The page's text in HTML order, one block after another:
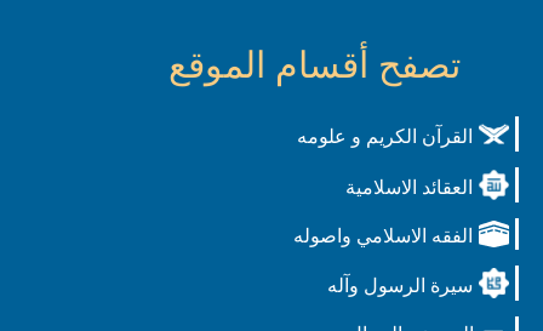
تصفح أقسام الموقع
القرآن الكريم و علومه
العقائد الاسلامية
الفقه الاسلامي واصوله
سيرة الرسول وآله